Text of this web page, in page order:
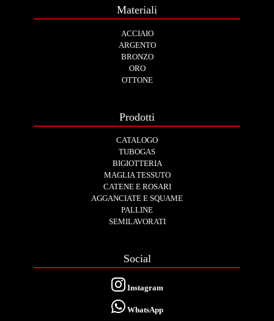
Materiali
ACCIAIO
ARGENTO
BRONZO
ORO
OTTONE
Prodotti
CATALOGO
TUBOGAS
BIGIOTTERIA
MAGLIA TESSUTO
CATENE E ROSARI
AGGANCIATE E SQUAME
PALLINE
SEMILAVORATI
Social
Instagram
WhatsApp